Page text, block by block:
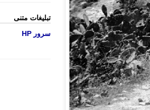
تبلیغات متنی
سرور HP